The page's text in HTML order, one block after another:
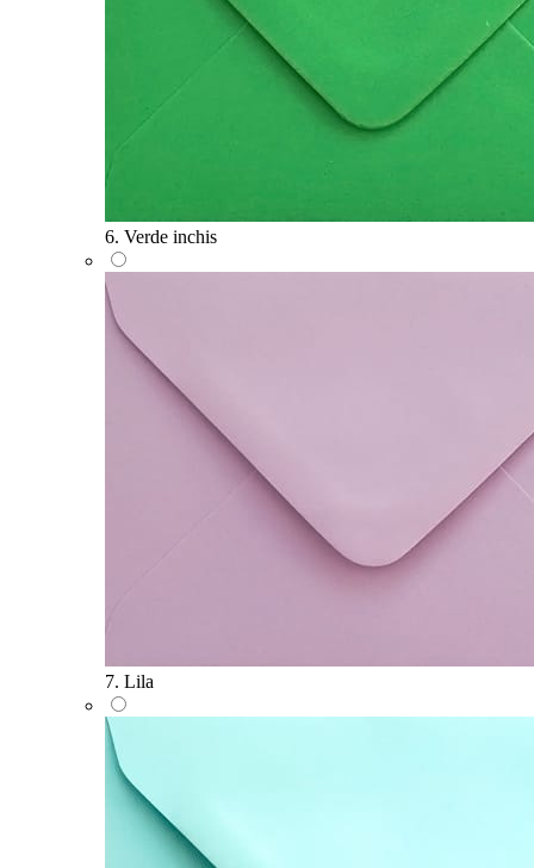
6. Verde inchis
7. Lila